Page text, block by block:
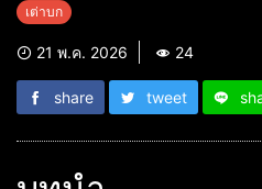
เต่าบก
21 พ.ค. 2026 24
share tweet